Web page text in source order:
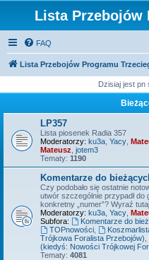
Lista Przebojów
FAQ
Lista Przebojów Programu
Dzisiaj jest pn
LP357
Lista piosenek Radia 357
Moderatorzy: ku3a Yacy
Mateusz jotem3
Tematy: 1190
Komentarze do
Czy podobało się ostatnie
utwór szczególnie przypadł do
konkretny „numer”? Wyraź tutaj
Moderatorzy: ku3a Yacy
Subfora:
Komentarze do
TOPnowości,
Trójkowa Foralista Przebojów)
(kiedyś: Nowości Trójkowej
Tematy: 4081